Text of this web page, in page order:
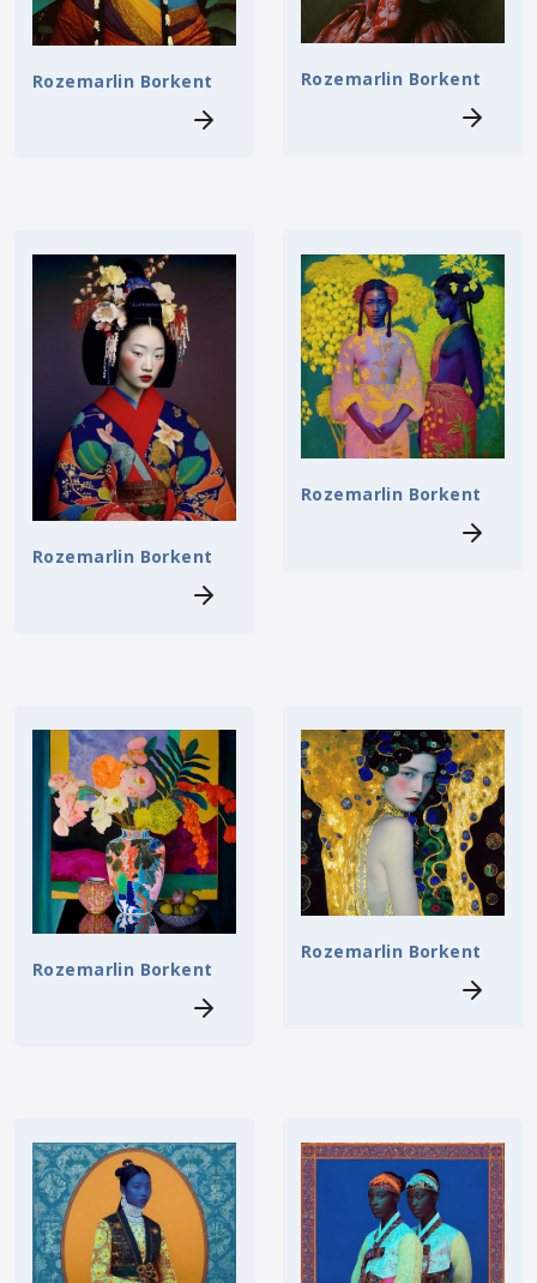
Rozemarlin Borkent Rozemarlin Borkent
Rozemarlin Borkent
Rozemarlin Borkent
Rozemarlin Borkent
Rozemarlin Borkent